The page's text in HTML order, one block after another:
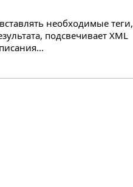
необходимые теги,
подсвечивает XML